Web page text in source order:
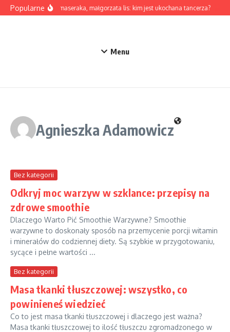
Przejdź do treści
PopularneŻona maseraka, małgorzata lis: kim jest ukochana tancerza?
Menu
Agnieszka Adamowicz
Bez kategorii
Odkryj moc warzyw w szklance: przepisy na
zdrowe smoothie
Dlaczego Warto Pić Smoothie Warzywne? Smoothie
warzywne to doskonały sposób na przemycenie porcji witamin
i minerałów do codziennej diety. Są szybkie w przygotowaniu,
sycące i pełne wartości ...
Bez kategorii
Masa tkanki tłuszczowej: wszystko, co
powinieneś wiedzieć
Co to jest masa tkanki tłuszczowej i dlaczego jest ważna?
Masa tkanki tłuszczowej to ilość tłuszczu zgromadzonego w